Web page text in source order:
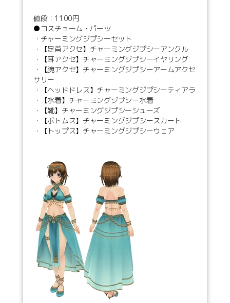
値段：1100円
●コスチューム・パーツ
・チャーミングジプシーセット
・【足首アクセ】チャーミングジプシーアンクル
・【耳アクセ】チャーミングジプシーイヤリング
・【腕アクセ】チャーミングジプシーアームアクセ
サリー
・【ヘッドドレス】チャーミングジプシーティアラ
・【水着】チャーミングジプシー水着
・【靴】チャーミングジプシーシューズ
・【ボトムス】チャーミングジプシースカート
・【トップス】チャーミングジプシーウェア